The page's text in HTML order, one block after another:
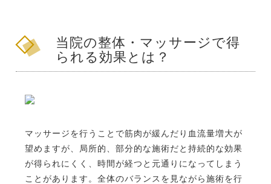
当院の整体・マッサージで得
られる効果とは？
マッサージを行うことで筋肉が緩んだり血流量増大が
望めますが、局所的、部分的な施術だと持続的な効果
が得られにくく、時間が経つと元通りになってしまう
ことがあります。全体のバランスを見ながら施術を行